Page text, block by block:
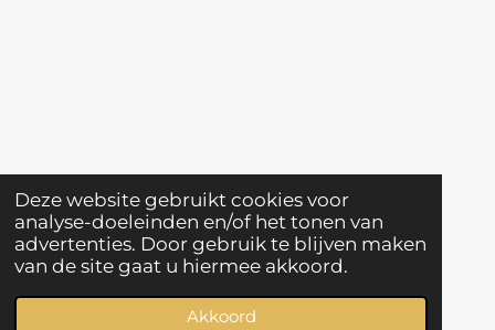
Deze website gebruikt cookies voor
analyse-doeleinden en/of het tonen van
advertenties. Door gebruik te blijven maken
van de site gaat u hiermee akkoord.
Akkoord